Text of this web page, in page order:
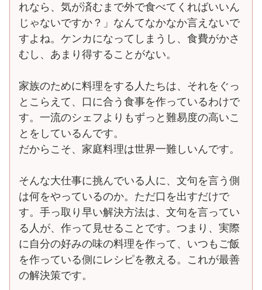
れなら、気が済むまで外で食べてくればいいん
じゃないですか？」なんてなかなか言えないで
すよね。ケンカになってしまうし、食費がかさ
むし、あまり得することがない。
家族のために料理をする人たちは、それをぐっ
とこらえて、口に合う食事を作っているわけで
す。一流のシェフよりもずっと難易度の高いこ
とをしているんです。
だからこそ、家庭料理は世界一難しいんです。
そんな大仕事に挑んでいる人に、文句を言う側
は何をやっているのか。ただ口を出すだけで
す。手っ取り早い解決方法は、文句を言ってい
る人が、作って見せることです。つまり、実際
に自分の好みの味の料理を作って、いつもご飯
を作っている側にレシピを教える。これが最善
の解決策です。